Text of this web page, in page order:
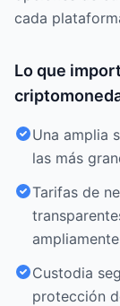
cada
Lo que
Una amplia
las más
Tarifas de
Custodia
protección